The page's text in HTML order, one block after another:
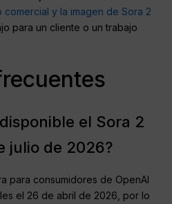
y la imagen de Sora 2
para un cliente o un trabajo
el Sora 2
julio de 2026?
para consumidores de OpenAI
el 26 de abril de 2026, por lo